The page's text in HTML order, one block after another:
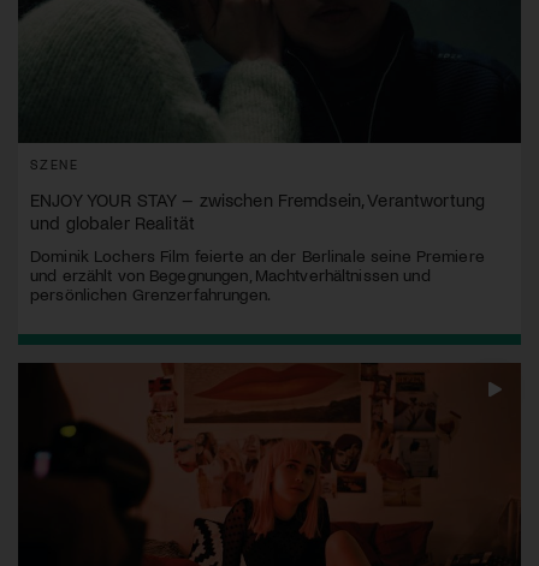
SZENE
ENJOY YOUR STAY – zwischen Fremdsein, Verantwortung
und globaler Realität
Dominik Lochers Film feierte an der Berlinale seine Premiere
und erzählt von Begegnungen, Machtverhältnissen und
persönlichen Grenzerfahrungen.